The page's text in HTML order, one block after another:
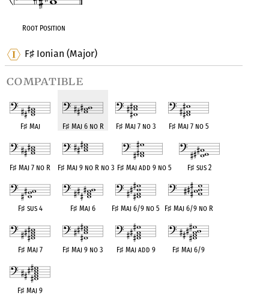
F♯ Ionian (Major)
compatible
F♯Maj F♯Maj 6 no R F♯Maj 7 no 3 F♯Maj 7 no 5
F♯ Maj 7 no R F♯ Maj 9 no R no 3 F♯ Maj add 9 no 5 F♯ sus 2
F♯sus 4 F♯ Maj 6 F♯ Maj 6/9 no 5 F♯Maj 6/9 no R
F♯Maj 7 F♯ Maj 9 no 3 F♯Maj add 9 F♯ Maj 6/9
F♯ Maj 9
Root Position